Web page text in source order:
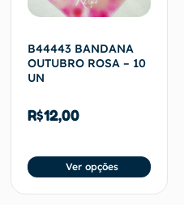
B44443 BANDANA
OUTUBRO ROSA – 10
UN
R$12,00
Ver opções